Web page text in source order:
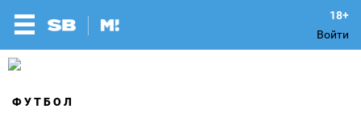
Войти
ФУТБОЛ